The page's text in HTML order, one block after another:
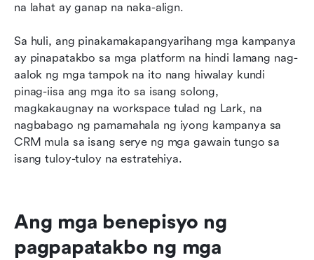
na lahat ay ganap na naka-align.
Sa huli, ang pinakamakapangyarihang mga kampanya
ay pinapatakbo sa mga platform na hindi lamang nag-
aalok ng mga tampok na ito nang hiwalay kundi
pinag-iisa ang mga ito sa isang solong,
magkakaugnay na workspace tulad ng Lark, na
nagbabago ng pamamahala ng iyong kampanya sa
CRM mula sa isang serye ng mga gawain tungo sa
isang tuloy-tuloy na estratehiya.
Ang mga benepisyo ng
pagpapatakbo ng mga